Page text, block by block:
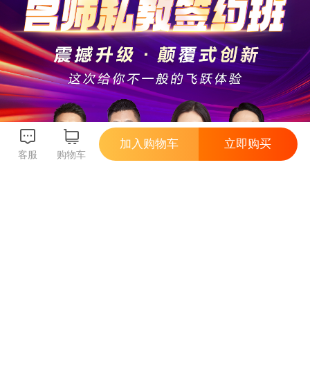
客服 购物车
立即购买
加入购物车